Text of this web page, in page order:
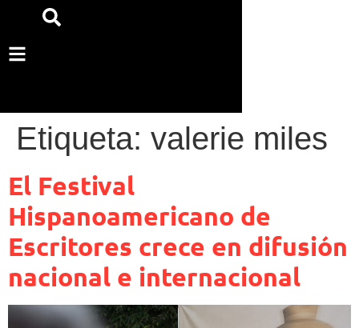
Etiqueta: valerie miles
El Festival
Hispanoamericano de
Escritores crece en difusión
nacional e internacional